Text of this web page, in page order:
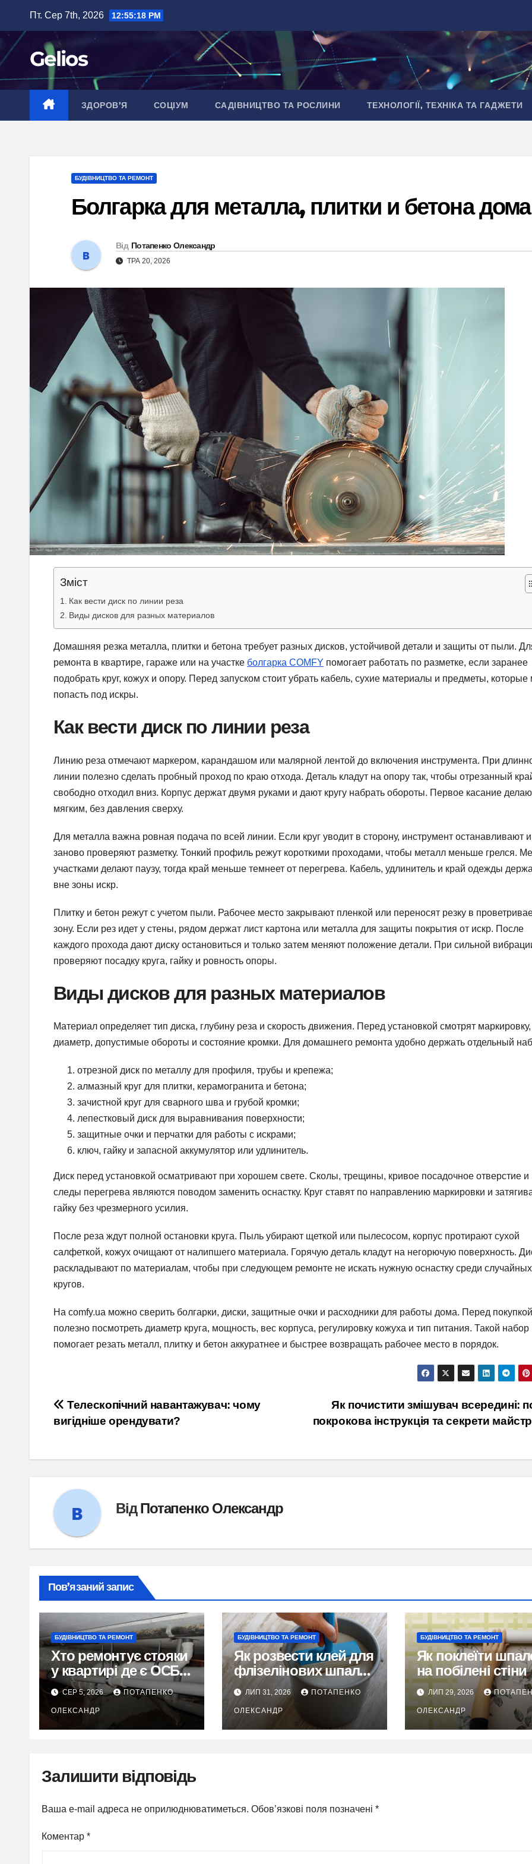
вмісту
Пт. Сер 7th, 2026 12:55:18 PM
Gelios
ЗДОРОВ’Я СОЦІУМ САДІВНИЦТВО ТА РОСЛИНИ ТЕХНОЛОГІЇ, ТЕХНІКА ТА ГАДЖЕТИ
БУДІВНИЦТВО ТА РЕМОНТ
Болгарка для металла, плитки и бетона дома
Від Потапенко Олександр
ТРА 20, 2026
Зміст
Как вести диск по линии реза
Виды дисков для разных материалов
Домашняя резка металла, плитки и бетона требует разных дисков, устойчивой детали и защиты от пыли.
ремонта в квартире, гараже или на участке болгарка COMFY помогает работать по разметке, если заранее
подобрать круг, кожух и опору. Перед запуском стоит убрать кабель, сухие материалы и предметы, которые
попасть под искры.
Как вести диск по линии реза
Линию реза отмечают маркером, карандашом или малярной лентой до включения инструмента. При
линии полезно сделать пробный проход по краю отхода. Деталь кладут на опору так, чтобы отрезанный
свободно отходил вниз. Корпус держат двумя руками и дают кругу набрать обороты. Первое касание
мягким, без давления сверху.
Для металла важна ровная подача по всей линии. Если круг уводит в сторону, инструмент останавливают и
заново проверяют разметку. Тонкий профиль режут короткими проходами, чтобы металл меньше грелся.
участками делают паузу, тогда край меньше темнеет от перегрева. Кабель, удлинитель и край одежды
вне зоны искр.
Плитку и бетон режут с учетом пыли. Рабочее место закрывают пленкой или переносят резку в
зону. Если рез идет у стены, рядом держат лист картона или металла для защиты покрытия от искр. После
каждого прохода дают диску остановиться и только затем меняют положение детали. При сильной
проверяют посадку круга, гайку и ровность опоры.
Виды дисков для разных материалов
Материал определяет тип диска, глубину реза и скорость движения. Перед установкой смотрят маркировку,
диаметр, допустимые обороты и состояние кромки. Для домашнего ремонта удобно держать отдельный
отрезной диск по металлу для профиля, трубы и крепежа;
алмазный круг для плитки, керамогранита и бетона;
зачистной круг для сварного шва и грубой кромки;
лепестковый диск для выравнивания поверхности;
защитные очки и перчатки для работы с искрами;
ключ, гайку и запасной аккумулятор или удлинитель.
Диск перед установкой осматривают при хорошем свете. Сколы, трещины, кривое посадочное отверстие и
следы перегрева являются поводом заменить оснастку. Круг ставят по направлению маркировки и
гайку без чрезмерного усилия.
После реза ждут полной остановки круга. Пыль убирают щеткой или пылесосом, корпус протирают сухой
салфеткой, кожух очищают от налипшего материала. Горячую деталь кладут на негорючую поверхность.
раскладывают по материалам, чтобы при следующем ремонте не искать нужную оснастку среди случайных
кругов.
На comfy.ua можно сверить болгарки, диски, защитные очки и расходники для работы дома. Перед покупкой
полезно посмотреть диаметр круга, мощность, вес корпуса, регулировку кожуха и тип питания. Такой набор
помогает резать металл, плитку и бетон аккуратнее и быстрее возвращать рабочее место в порядок.
Навігація
записів
Як почистити змішувач всередині:
покрокова інструкція та секрети
Телескопічний навантажувач: чому
вигідніше орендувати?
ВідПотапенко Олександр
Пов’язаний запис
БУДІВНИЦТВО ТА РЕМОНТ
Хто ремонтує стояки
у квартирі де є ОСББ:
повний розбір
СЕР 5, 2026 ПОТАПЕНКО
ОЛЕКСАНДР
БУДІВНИЦТВО ТА РЕМОНТ
Як розвести клей для
флізелінових шпалер
без грудок і помилок
ЛИП 31, 2026 ПОТАПЕНКО
ОЛЕКСАНДР
БУДІВНИЦТВО ТА РЕМОНТ
Як поклеїти
на побілені стіни
ЛИП 29, 2026
ОЛЕКСАНДР
Залишити відповідь
Ваша e-mail адреса не оприлюднюватиметься. Обов’язкові поля позначені *
Коментар *